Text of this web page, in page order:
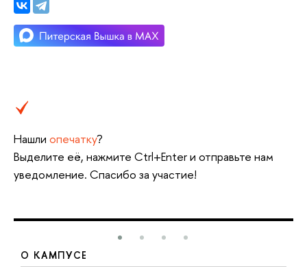
Нашли опечатку?
Выделите её, нажмите Ctrl+Enter и отправьте нам
уведомление. Спасибо за участие!
О КАМПУСЕ